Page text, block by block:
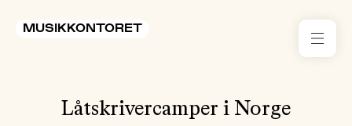
MUSIKKONTORET
Låtskrivercamper i Norge